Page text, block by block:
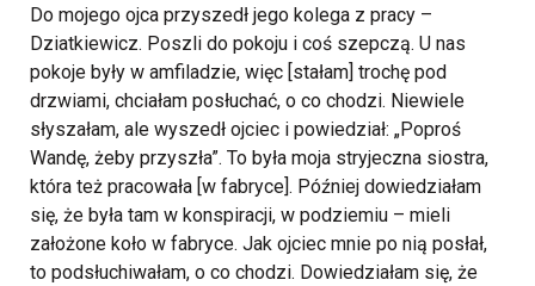
Do mojego ojca przyszedł jego kolega z pracy –
Dziatkiewicz. Poszli do pokoju i coś szepczą. U nas
pokoje były w amfiladzie, więc [stałam] trochę pod
drzwiami, chciałam posłuchać, o co chodzi. Niewiele
słyszałam, ale wyszedł ojciec i powiedział: „Poproś
Wandę, żeby przyszła”. To była moja stryjeczna siostra,
która też pracowała [w fabryce]. Później dowiedziałam
się, że była tam w konspiracji, w podziemiu – mieli
założone koło w fabryce. Jak ojciec mnie po nią posłał,
to podsłuchiwałam, o co chodzi. Dowiedziałam się, że